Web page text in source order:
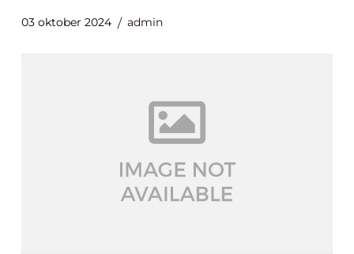
03 oktober 2024 admin